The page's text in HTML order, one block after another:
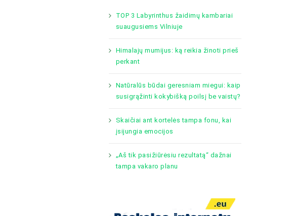
TOP 3 Labyrinthus žaidimų kambariai
suaugusiems Vilniuje
Himalajų mumijus: ką reikia žinoti prieš
perkant
Natūralūs būdai geresniam miegui: kaip
susigrąžinti kokybišką poilsį be vaistų?
Skaičiai ant kortelės tampa fonu, kai
įsijungia emocijos
„Aš tik pasižiūrėsiu rezultatą“ dažnai
tampa vakaro planu